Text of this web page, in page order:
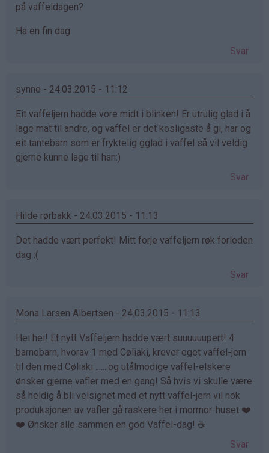
på vaffeldagen?
Ha en fin dag
Svar
synne - 24.03.2015 - 11:12
Eit vaffeljern hadde vore midt i blinken! Er utrulig glad i å
lage mat til andre, og vaffel er det kosligaste å gi, har og
eit tantebarn som er fryktelig gglad i vaffel så vil veldig
gjerne kunne lage til han:)
Svar
Hilde rørbakk - 24.03.2015 - 11:13
Det hadde vært perfekt! Mitt forje vaffeljern røk forleden
dag :(
Svar
Mona Larsen Albertsen - 24.03.2015 - 11:13
Hei hei! Et nytt Vaffeljern hadde vært suuuuuupert! 4
barnebarn, hvorav 1 med Cøliaki, krever eget vaffel-jern
til den med Cøliaki .......og utålmodige vaffel-elskere
ønsker gjerne vafler med en gang! Så hvis vi skulle være
så heldig å bli velsignet med et nytt vaffel-jern vil nok
produksjonen av vafler gå raskere her i mormor-huset ❤️
❤️ Ønsker alle sammen en god Vaffel-dag! ☕️
Svar